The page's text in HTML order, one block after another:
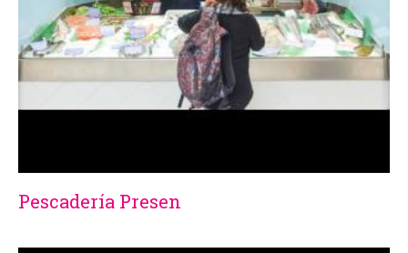
Pescadería Presen